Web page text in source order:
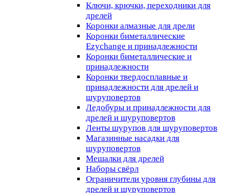
Ключи, крючки, переходники для
дрелей
Коронки алмазные для дрели
Коронки биметаллические
Ezychange и принадлежности
Коронки биметаллические и
принадлежности
Коронки твердосплавные и
принадлежности для дрелей и
шуруповертов
Ледобуры и принадлежности для
дрелей и шуруповертов
Ленты шурупов для шуруповертов
Магазинные насадки для
шуруповертов
Мешалки для дрелей
Наборы свёрл
Ограничители уровня глубины для
дрелей и шуруповертов